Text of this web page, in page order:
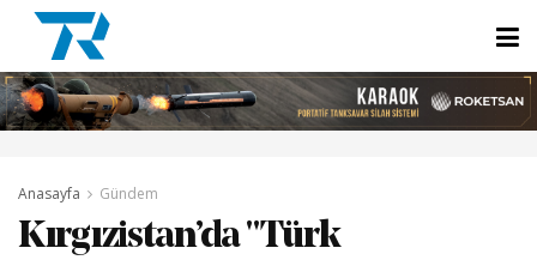
Anasayfa Gündem
Kırgızistan’da "Türk